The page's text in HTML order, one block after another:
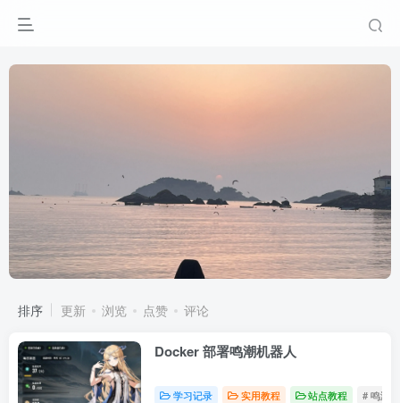
排序 更新 浏览 点赞 评论
Docker 部署鸣潮机器人
学习记录 实用教程 站点教程 # 鸣潮